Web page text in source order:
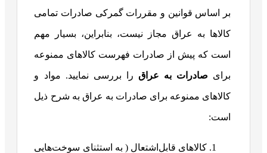
بر اساس قوانین و مقررات گمرکی صادرات تمامی
کالاها به عراق مجاز نیست، بنابراین، بسیار مهم
است که پیش از صادرات فهرست کالاهای ممنوعه
برای صادرات به عراق را بررسی نمایید. مواد و
کالاهای ممنوعه برای صادرات به عراق به شرح ذیل
است:
کالاهای قابل‌اشتعال ( به استثنای سوخت‌هایی